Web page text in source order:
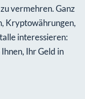
vermehren. Ganz
Kryptowährungen,
interessieren:
Ihr Geld in